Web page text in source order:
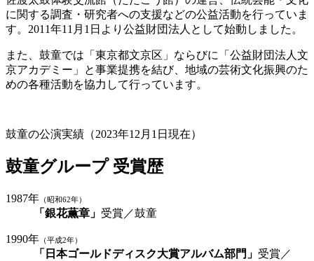
に関する調査・研究者への支援などの公益活動を行っていま
す。2011年11月1日より公益財団法人として始動しました。
また、鼓童では「東京都文京区」ならびに「公益財団法人文
京アカデミー」と事業提携を結び、地域の芸術文化振興のた
めの各種活動を協力して行っています。
鼓童の公演実績（2023年12月1日現在）
鼓童グループ 受賞歴
1987年 （昭和62年）
「銀花薫章」 受賞／鼓童
1990年 （平成2年）
「日本ゴールドディスク大賞アルバム部門」 受賞／